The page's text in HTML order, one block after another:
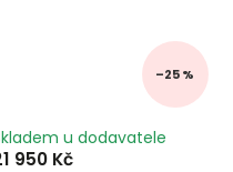
–25 %
u dodavatele
950 Kč